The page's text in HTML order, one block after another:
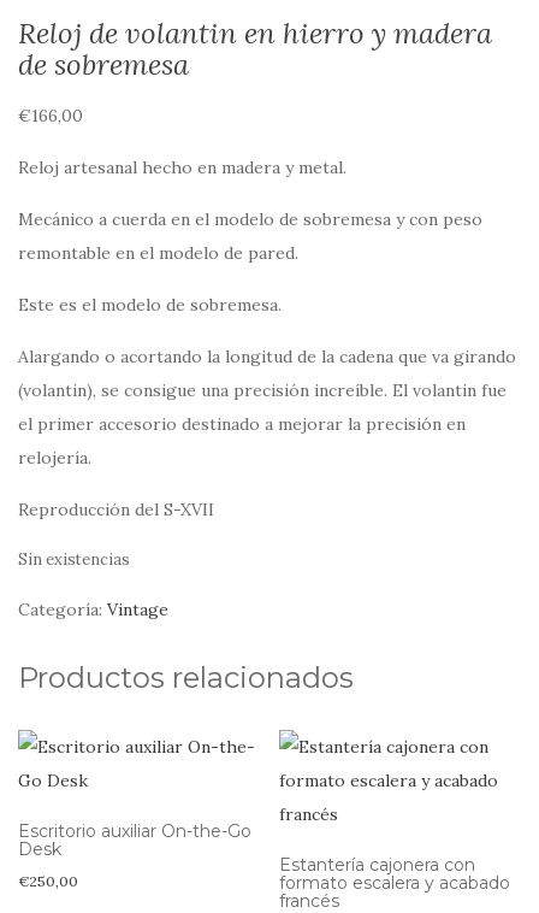
Reloj de volantin en hierro y madera
de sobremesa
€166,00
Reloj artesanal hecho en madera y metal.
Mecánico a cuerda en el modelo de sobremesa y con peso
remontable en el modelo de pared.
Este es el modelo de sobremesa.
Alargando o acortando la longitud de la cadena que va girando
(volantin), se consigue una precisión increíble. El volantin fue
el primer accesorio destinado a mejorar la precisión en
relojería.
Reproducción del S-XVII
Sin existencias
Categoría: Vintage
Productos relacionados
Escritorio auxiliar On-the-Go
Desk
€250,00
Estantería cajonera con
formato escalera y acabado
francés